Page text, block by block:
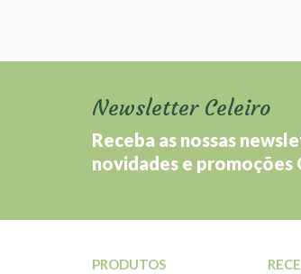
Newsletter Celeiro
Receba as nossas
novidades e promoções
PRODUTOS